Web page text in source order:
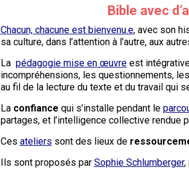
Bible avec
Chacun, chacune est bienvenu.e, avec son
sa culture, dans l’attention à l’autre, aux
La pédagogie mise en œuvreest
incompréhensions, les questionnements,
au fil de la lecture du texte et du travail qui
La confiance qui s’installe pendant le
partages, et l’intelligence collective rendue
Ces ateliers sont des lieux de
Ils sont proposés par Sophie Schlumberger,